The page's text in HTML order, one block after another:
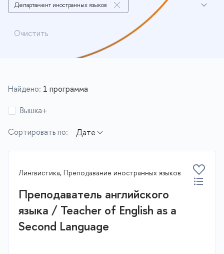
Департамент иностранных языков
Очистить
Найдено: 1 программа
Вышка+
Сортировать по:
Лингвистика, Преподавание иностранных языков
Преподаватель английского
языка / Teacher of English as a
Second Language